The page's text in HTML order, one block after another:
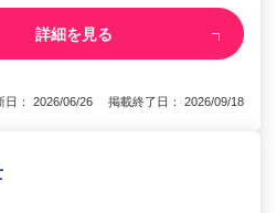
詳細を見る
日： 2026/06/26 掲載終了日： 2026/09/18